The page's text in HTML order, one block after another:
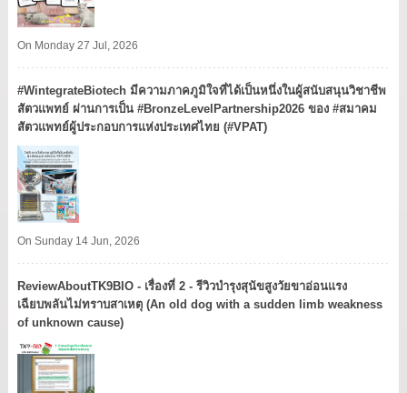
On Monday 27 Jul, 2026
#WintegrateBiotech มีความภาคภูมิใจที่ได้เป็นหนึ่งในผู้สนับสนุนวิชาชีพ
สัตวแพทย์ ผ่านการเป็น #BronzeLevelPartnership2026 ของ #สมาคม
สัตวแพทย์ผู้ประกอบการแห่งประเทศไทย (#VPAT)
On Sunday 14 Jun, 2026
ReviewAboutTK9BIO - เรื่องที่ 2 - รีวิวบำรุงสุนัขสูงวัยขาอ่อนแรง
เฉียบพลันไม่ทราบสาเหตุ (An old dog with a sudden limb weakness
of unknown cause)